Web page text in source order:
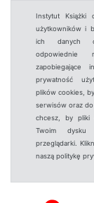
Instytut Książki
użytkowników i
ich danych
odpowiednie
zapobiegające
prywatność
plików cookies,
serwisów oraz
chcesz, by pliki
Twoim dysku
przeglądarki.
naszą politykę